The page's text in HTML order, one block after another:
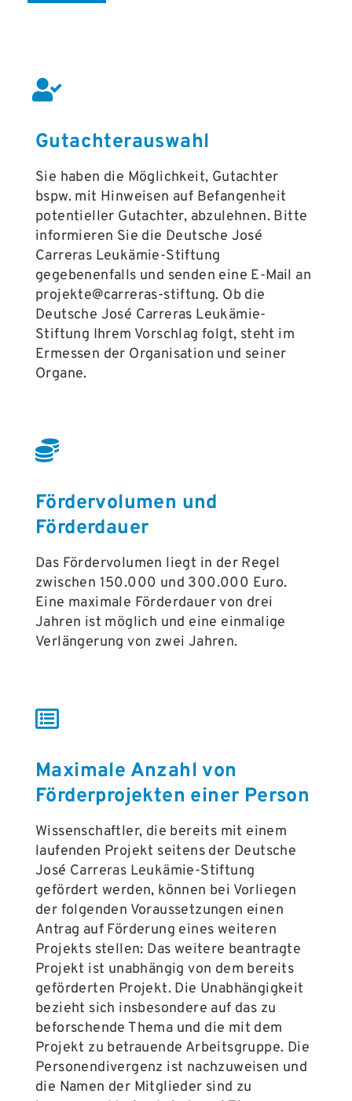
Gutachterauswahl
Sie haben die Möglichkeit, Gutachter
bspw. mit Hinweisen auf Befangenheit
potentieller Gutachter, abzulehnen. Bitte
informieren Sie die Deutsche José
Carreras Leukämie-Stiftung
gegebenenfalls und senden eine E-Mail an
projekte@carreras-stiftung. Ob die
Deutsche José Carreras Leukämie-
Stiftung Ihrem Vorschlag folgt, steht im
Ermessen der Organisation und seiner
Organe.
Fördervolumen und
Förderdauer
Das Fördervolumen liegt in der Regel
zwischen 150.000 und 300.000 Euro.
Eine maximale Förderdauer von drei
Jahren ist möglich und eine einmalige
Verlängerung von zwei Jahren.
Maximale Anzahl von
Förderprojekten einer Person
Wissenschaftler, die bereits mit einem
laufenden Projekt seitens der Deutsche
José Carreras Leukämie-Stiftung
gefördert werden, können bei Vorliegen
der folgenden Voraussetzungen einen
Antrag auf Förderung eines weiteren
Projekts stellen: Das weitere beantragte
Projekt ist unabhängig von dem bereits
geförderten Projekt. Die Unabhängigkeit
bezieht sich insbesondere auf das zu
beforschende Thema und die mit dem
Projekt zu betrauende Arbeitsgruppe. Die
Personendivergenz ist nachzuweisen und
die Namen der Mitglieder sind zu